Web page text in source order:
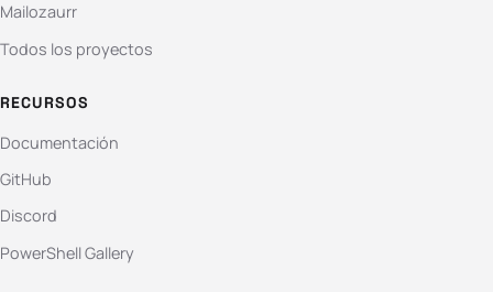
Mailozaurr
Todos los proyectos
RECURSOS
Documentación
GitHub
Discord
PowerShell Gallery